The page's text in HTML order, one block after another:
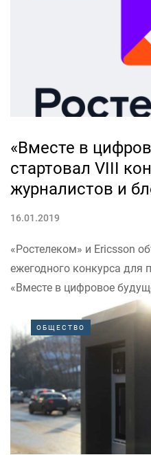
триллер с элементами
программному
«Вместе в
стартовал VIII
журналистов и
16.01.2019
«Ростелеком» и Ericsson
ежегодного конкурса для
«Вместе в цифровое
восьмой год подряд.
К участию приглашаются
блогеры, пишущие о новых
инновационных
Кира Кирюхина, директор...
ОБЩЕСТВО